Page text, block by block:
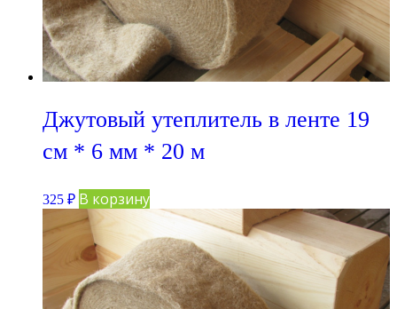
Джутовый утеплитель в ленте 19
см * 6 мм * 20 м
325 ₽ В корзину